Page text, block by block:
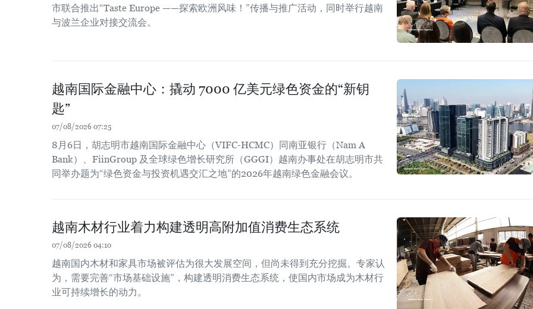
市联合推出“Taste Europe ——探索欧洲风味！”传播与推广活动，同时举行越南
与波兰企业对接交流会。
越南国际金融中心：撬动 7000 亿美元绿色资金的“新钥
匙”
07/08/2026 07:25
8月6日，胡志明市越南国际金融中心（VIFC-HCMC）同南亚银行（Nam A
Bank）、FiinGroup 及全球绿色增长研究所（GGGI）越南办事处在胡志明市共
同举办题为“绿色资金与投资机遇交汇之地”的2026年越南绿色金融会议。
越南木材行业着力构建透明高附加值消费生态系统
07/08/2026 04:10
越南国内木材和家具市场被评估为很大发展空间，但尚未得到充分挖掘。专家认
为，需要完善“市场基础设施”，构建透明消费生态系统，使国内市场成为木材行
业可持续增长的动力。